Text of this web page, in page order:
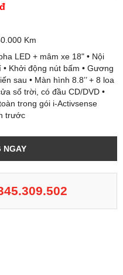
Km
LED + mâm xe 18" • Nội
Khởi động nút bấm • Gương
sau • Màn hình 8.8’’ + 8 loa
sổ trời, có đầu CD/DVD •
trong gói i-Activsense
trước
NGAY